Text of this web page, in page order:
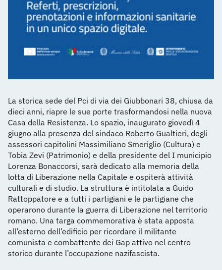
La storica sede del Pci di via dei Giubbonari 38, chiusa da
dieci anni, riapre le sue porte trasformandosi nella nuova
Casa della Resistenza. Lo spazio, inaugurato giovedì 4
giugno alla presenza del sindaco Roberto Gualtieri, degli
assessori capitolini Massimiliano Smeriglio (Cultura) e
Tobia Zevi (Patrimonio) e della presidente del I municipio
Lorenza Bonaccorsi, sarà dedicato alla memoria della
lotta di Liberazione nella Capitale e ospiterà attività
culturali e di studio. La struttura è intitolata a Guido
Rattoppatore e a tutti i partigiani e le partigiane che
operarono durante la guerra di Liberazione nel territorio
romano. Una targa commemorativa è stata apposta
all’esterno dell’edificio per ricordare il militante
comunista e combattente dei Gap attivo nel centro
storico durante l’occupazione nazifascista.